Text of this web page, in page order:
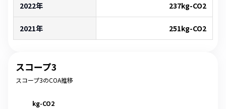
2022年 237kg-CO2
2021年 251kg-CO2
スコープ3
スコープ3のCOA推移
kg-CO2